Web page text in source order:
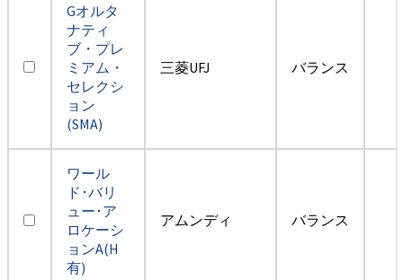
Gオルタ
ナティ
ブ・プレ
ミアム・
セレクシ
ョン
(SMA)
三菱UFJ バランス
ワール
ド･バリ
ュー･ア
ロケーシ
ョンA(H
有)
アムンディ バランス